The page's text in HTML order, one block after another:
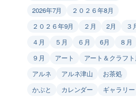
2026年7月
２０２６年8月
２０２６年9月
２月 2月
３
４月
５月 ６月 6月
８月
９月
アート
アート＆クラフ
アルネ
アルネ津山
お茶処
かぶと
カレンダー
ギャラリー